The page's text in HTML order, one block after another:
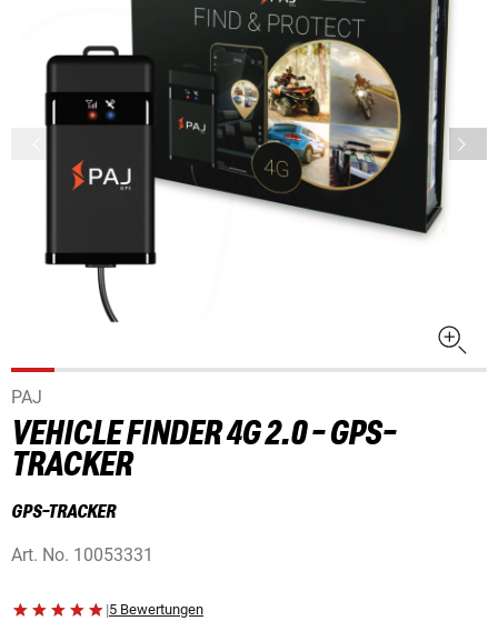
PAJ
VEHICLE FINDER 4G 2.0 - GPS-
TRACKER
GPS-TRACKER
Art. No. 10053331
|5 Bewertungen